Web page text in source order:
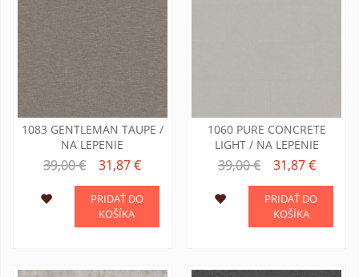
1083 GENTLEMAN TAUPE /
NA LEPENIE
39,00 € 31,87 €
PRIDAŤ DO
KOŠÍKA
1060 PURE CONCRETE
LIGHT / NA LEPENIE
39,00 € 31,87 €
PRIDAŤ DO
KOŠÍKA